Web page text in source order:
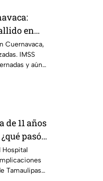
en
Cuernavaca,
IMSS
y aún
11 años
pasó
Hospital
Tamaulipas